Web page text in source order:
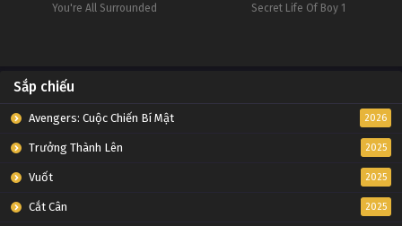
You're All Surrounded Secret Life Of Boy 1
Sắp chiếu
Avengers: Cuộc Chiến Bí Mật 2026
Trưởng Thành Lên 2025
Vuốt 2025
Cắt Cân 2025